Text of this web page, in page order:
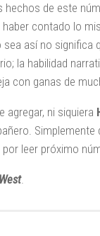
hechos de este
contado lo
así no significa
la habilidad
con ganas de
agregar, ni siquiera
Simplemente
leer próximo
.